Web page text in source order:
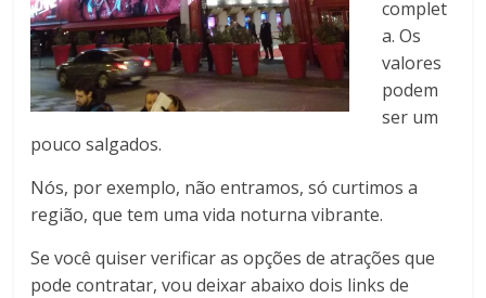
complet
a. Os
valores
podem
ser um
pouco salgados.
Nós, por exemplo, não entramos, só curtimos a
região, que tem uma vida noturna vibrante.
Se você quiser verificar as opções de atrações que
pode contratar, vou deixar abaixo dois links de